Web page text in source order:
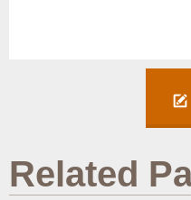
Related